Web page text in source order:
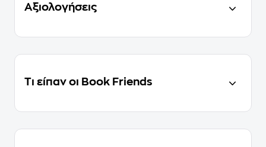
Αξιολογήσεις
Τι είπαν οι Book Friends